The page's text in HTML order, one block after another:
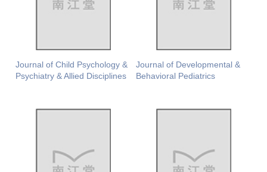
Journal of Child Psychology &
Psychiatry & Allied Disciplines
Journal of Developmental &
Behavioral Pediatrics